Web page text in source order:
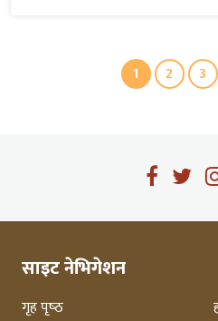
1 2 3
साइट नेभिगेशन
गृह पृष्‍ठ